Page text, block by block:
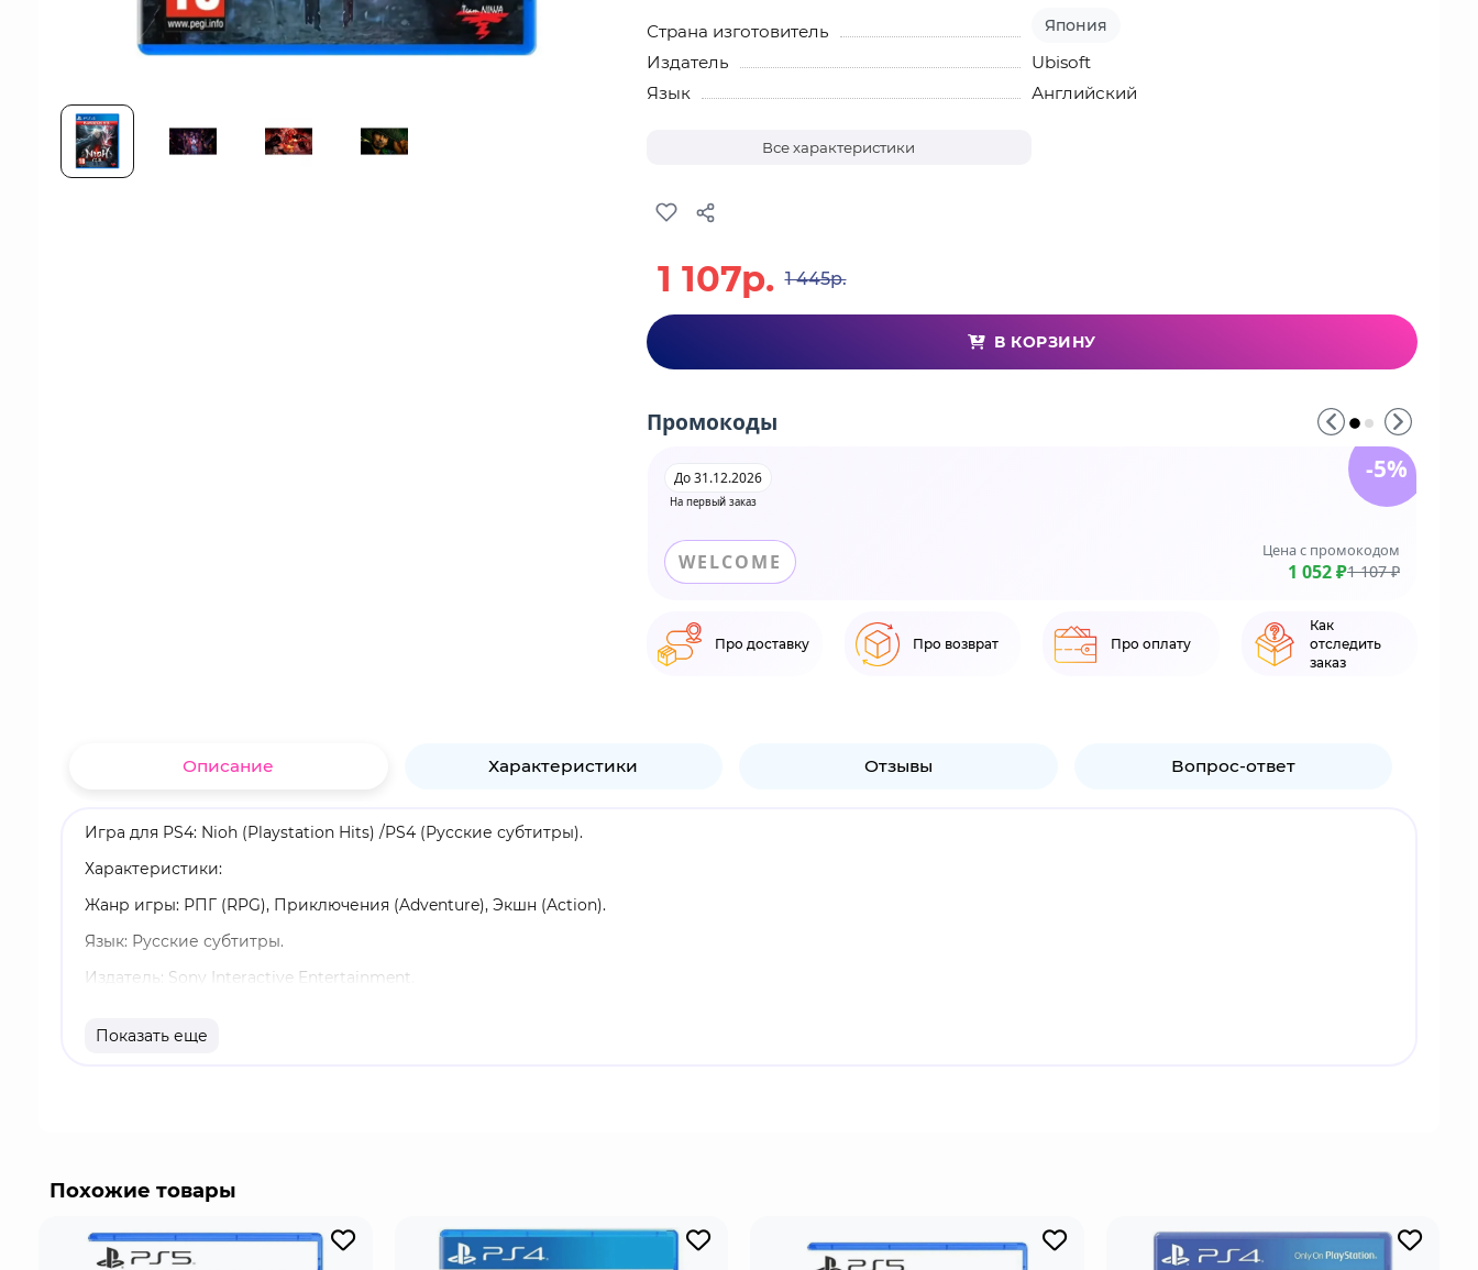
Страна изготовитель Япония
Издатель
Ubisoft
Язык
Английский
Все характеристики
1 107р. 1 445р.
В КОРЗИНУ
Промокоды
На первый заказ
До 31.12.2026
WELCOME Цена с промокодом
1 052 ₽1 107 ₽
-5%
Про доставку Про возврат Про оплату
Как
отследить
заказ
Описание Характеристики Отзывы Вопрос-ответ
Игра для PS4: Nioh (Playstation Hits) /PS4 (Русские субтитры).
Характеристики:
Жанр игры: РПГ (RPG), Приключения (Adventure), Экшн (Action).
Язык: Русские субтитры.
Издатель: Sony Interactive Entertainment.
Издание: Специальное.
на куски. Помогите свободному самураю Уильяму с помощью силы проложить свой путь по выжженным землям.
демонов. Совладайте с грозными противниками и учитесь на своих ошибках: после каждой смерти вас ждет воскрешение, а с каждым воскрешением вы все
Показать еще
Похожие товары